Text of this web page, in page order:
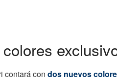
contará con dos nuevos